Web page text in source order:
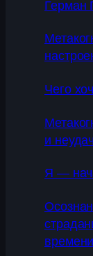
Герман
Чего
и
Я —
времени